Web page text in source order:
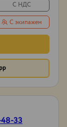
С НДС
С экипажем
33